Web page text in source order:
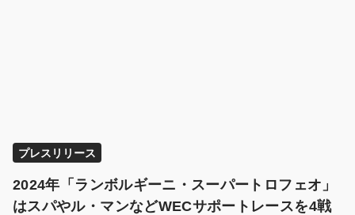
プレスリリース
2024年「ランボルギーニ・スーパートロフェオ」
はスパやル・マンなどWECサポートレースを4戦